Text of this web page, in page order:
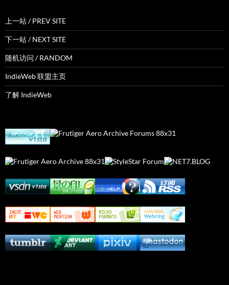
上一站 / PREV SITE
下一站 / NEXT SITE
随机访问 / RANDOM
IndieWeb 联盟主页
了解 IndieWeb